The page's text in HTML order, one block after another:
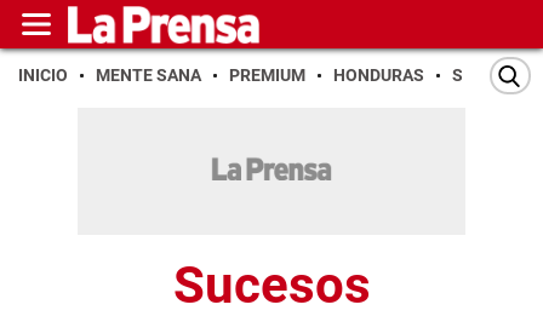
INICIO MENTE SANA PREMIUM HONDURAS SAN PEDRO
Sucesos